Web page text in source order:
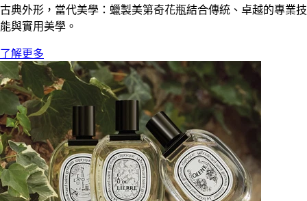
古典外形，當代美學：蠟製美第奇花瓶結合傳統、卓越的專業技
能與實用美學。
了解更多